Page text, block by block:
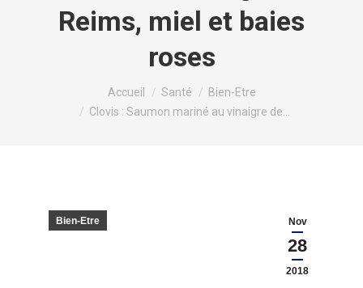
Reims, miel et baies
roses
Vous êtes ici :Accueil Santé
Bien-Etre
Clovis : Saumon mariné au vinaigre de…
Nov
28
2018
Bien-Etre